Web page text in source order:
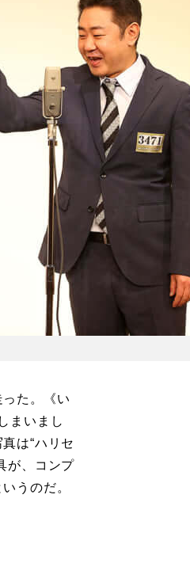
た。《い
まいまし
は“ハリセ
が、コンプ
うのだ。